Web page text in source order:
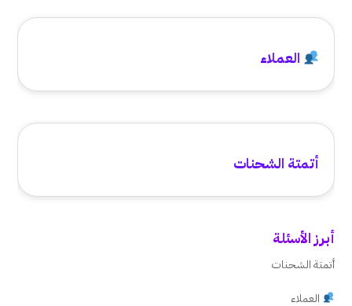
العملاء
أتمتة الشحنات
أبرز الأسئلة
أتمتة الشحنات
العملاء